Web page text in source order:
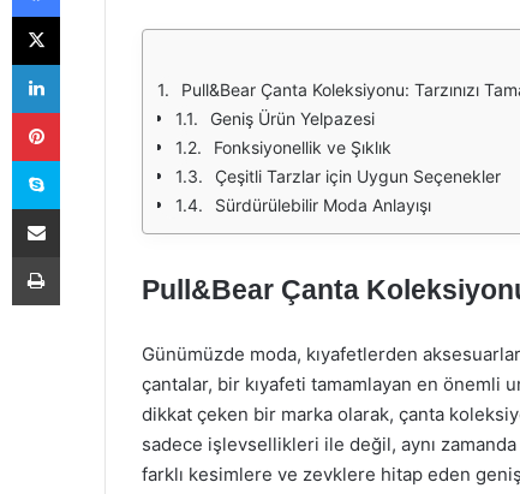
Pull&Bear Çanta Koleksiyonu: Tarzınızı
Geniş Ürün Yelpazesi
Fonksiyonellik ve Şıklık
Çeşitli Tarzlar için Uygun Seçenekler
Sürdürülebilir Moda Anlayışı
Pull&Bear Çanta
Günümüzde moda, kıyafetlerden
çantalar, bir kıyafeti tamamlayan en önemli
dikkat çeken bir marka olarak, çanta
sadece işlevsellikleri ile değil, aynı
farklı kesimlere ve zevklere hitap eden
X
LinkedIn
Pinterest
Skype
E-Posta ile paylaş